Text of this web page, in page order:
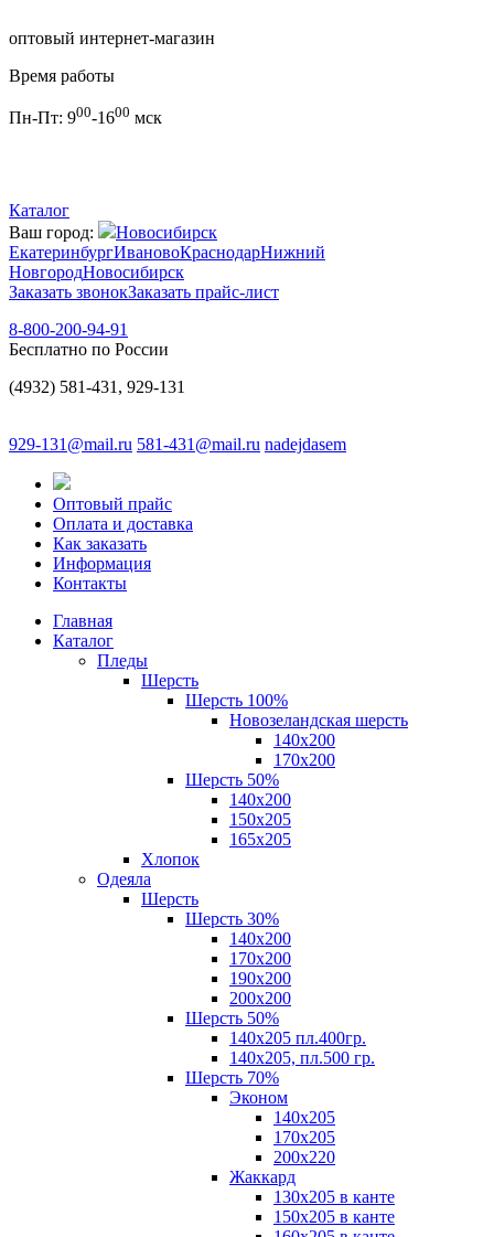
оптовый интернет-магазин
Время работы
Пн-Пт: 900-1600 мск
Каталог
Ваш город:
Новосибирск
ЕкатеринбургИвановоКраснодарНижний
НовгородНовосибирск
Заказать звонокЗаказать прайс-лист
8-800-200-94-91
Бесплатно по России
(4932) 581-431, 929-131
929-131@mail.ru 581-431@mail.ru nadejdasem
Оптовый прайс
Оплата и доставка
Как заказать
Информация
Контакты
Главная
Каталог
Пледы
Шерсть
Шерсть 100%
Новозеландская шерсть
140х200
170x200
Шерсть 50%
140x200
150х205
165х205
Хлопок
Одеяла
Шерсть
Шерсть 30%
140х200
170х200
190х200
200х200
Шерсть 50%
140х205 пл.400гр.
140х205, пл.500 гр.
Шерсть 70%
Эконом
140х205
170х205
200х220
Жаккард
130х205 в канте
150х205 в канте